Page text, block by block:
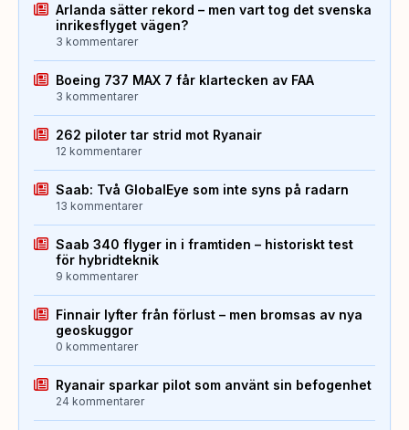
Arlanda sätter rekord – men vart tog det svenska
inrikesflyget vägen?
3 kommentarer
Boeing 737 MAX 7 får klartecken av FAA
3 kommentarer
262 piloter tar strid mot Ryanair
12 kommentarer
Saab: Två GlobalEye som inte syns på radarn
13 kommentarer
Saab 340 flyger in i framtiden – historiskt test
för hybridteknik
9 kommentarer
Finnair lyfter från förlust – men bromsas av nya
geoskuggor
0 kommentarer
Ryanair sparkar pilot som använt sin befogenhet
24 kommentarer